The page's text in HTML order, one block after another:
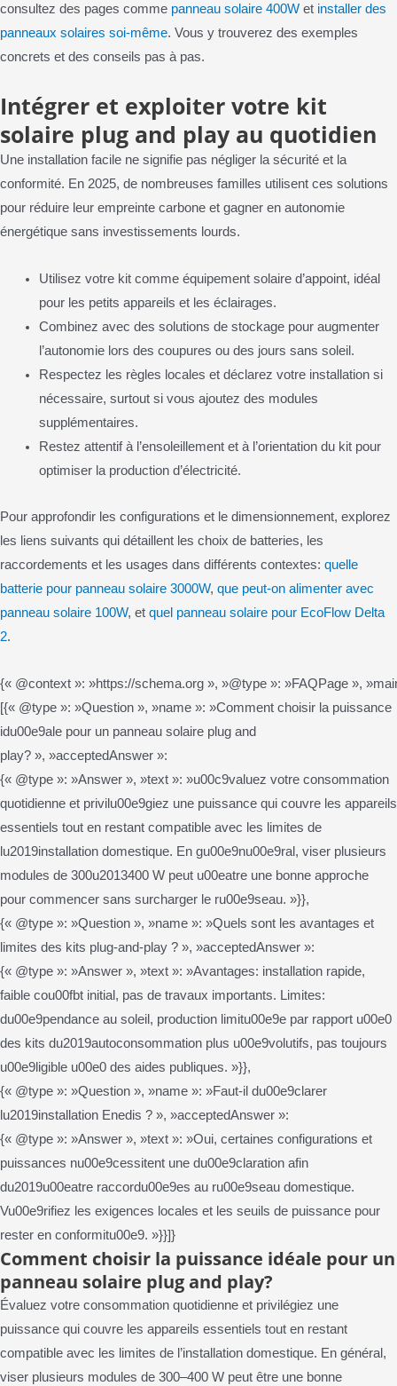
consultez des pages comme panneau solaire 400W et installer des
panneaux solaires soi-même. Vous y trouverez des exemples
concrets et des conseils pas à pas.
Intégrer et exploiter votre kit
solaire plug and play au quotidien
Une installation facile ne signifie pas négliger la sécurité et la
conformité. En 2025, de nombreuses familles utilisent ces solutions
pour réduire leur empreinte carbone et gagner en autonomie
énergétique sans investissements lourds.
Utilisez votre kit comme équipement solaire d’appoint, idéal
pour les petits appareils et les éclairages.
Combinez avec des solutions de stockage pour augmenter
l’autonomie lors des coupures ou des jours sans soleil.
Respectez les règles locales et déclarez votre installation si
nécessaire, surtout si vous ajoutez des modules
supplémentaires.
Restez attentif à l’ensoleillement et à l’orientation du kit pour
optimiser la production d’électricité.
Pour approfondir les configurations et le dimensionnement, explorez
les liens suivants qui détaillent les choix de batteries, les
raccordements et les usages dans différents contextes: quelle
batterie pour panneau solaire 3000W, que peut-on alimenter avec
panneau solaire 100W, et quel panneau solaire pour EcoFlow Delta
2.
{« @context »: »https://schema.org », »@type »: »FAQPage »,
[{« @type »: »Question », »name »: »Comment choisir la puissance
idu00e9ale pour un panneau solaire plug and
play? », »acceptedAnswer »:
{« @type »: »Answer », »text »: »u00c9valuez votre consommation
quotidienne et privilu00e9giez une puissance qui couvre les appareils
essentiels tout en restant compatible avec les limites de
lu2019installation domestique. En gu00e9nu00e9ral, viser plusieurs
modules de 300u2013400 W peut u00eatre une bonne approche
pour commencer sans surcharger le ru00e9seau. »}},
{« @type »: »Question », »name »: »Quels sont les avantages et
limites des kits plug-and-play ? », »acceptedAnswer »:
{« @type »: »Answer », »text »: »Avantages: installation rapide,
faible cou00fbt initial, pas de travaux importants. Limites:
du00e9pendance au soleil, production limitu00e9e par rapport u00e0
des kits du2019autoconsommation plus u00e9volutifs, pas toujours
u00e9ligible u00e0 des aides publiques. »}},
{« @type »: »Question », »name »: »Faut-il du00e9clarer
lu2019installation Enedis ? », »acceptedAnswer »:
{« @type »: »Answer », »text »: »Oui, certaines configurations et
puissances nu00e9cessitent une du00e9claration afin
du2019u00eatre raccordu00e9es au ru00e9seau domestique.
Vu00e9rifiez les exigences locales et les seuils de puissance pour
rester en conformitu00e9. »}}]}
Comment choisir la puissance idéale pour un
panneau solaire plug and play?
Évaluez votre consommation quotidienne et privilégiez une
puissance qui couvre les appareils essentiels tout en restant
compatible avec les limites de l’installation domestique. En général,
viser plusieurs modules de 300–400 W peut être une bonne